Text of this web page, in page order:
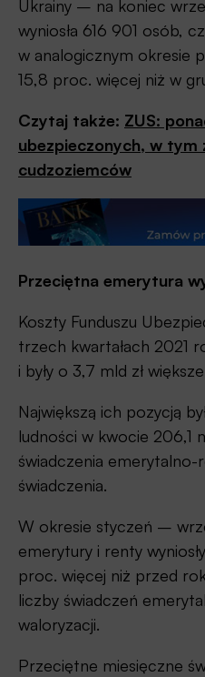
Ukrainy – na koniec
wyniosła 616 901 osób,
w analogicznym okresie
15,8 proc. więcej niż w
Czytaj także: ZUS:
ubezpieczonych, w tym
cudzoziemców
Przeciętna emerytura
Koszty Funduszu
trzech kwartałach 2021
i były o 3,7 mld zł
Największą ich pozycją
ludności w kwocie 206,1
świadczenia
świadczenia.
W okresie styczeń –
emerytury i renty
proc. więcej niż przed
liczby świadczeń
waloryzacji.
Przeciętne miesięczne